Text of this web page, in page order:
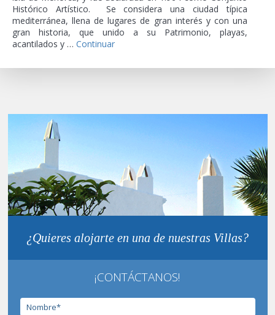
Histórico Artístico. Se considera una ciudad típica
mediterránea, llena de lugares de gran interés y con una
gran historia, que unido a su Patrimonio, playas,
acantilados y … Continuar
¿Quieres alojarte en una de nuestras Villas?
¡CONTÁCTANOS!